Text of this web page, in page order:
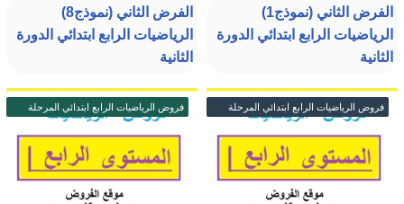
الفرض الثاني (نموذج1)
الرياضيات الرابع ابتدائي الدورة
الثانية
الفرض الثاني (نموذج8)
الرياضيات الرابع ابتدائي الدورة
الثانية
فروض الرياضيات الرابع ابتدائي المرحلة
فروض الرياضيات الرابع ابتدائي المرحلة